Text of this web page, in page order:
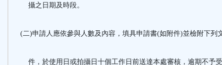
攝之日期及時段。
(二)申請人應依參與人數及內容，填具申請書(如附件)並檢附下列
件，於使用日或拍攝日十個工作日前送達本處審核，逾期不予受